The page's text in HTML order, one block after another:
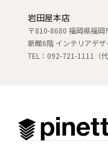
岩田屋本店
〒810-8680 福岡県福
新館6階 インテリアデ
TEL：092-721-1111（代